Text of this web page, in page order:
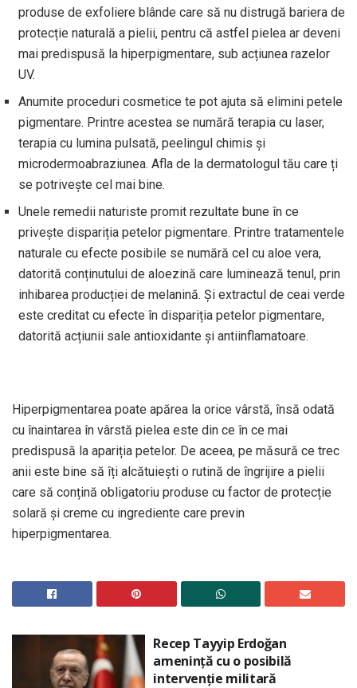
produse de exfoliere blânde care să nu distrugă bariera de
protecție naturală a pielii, pentru că astfel pielea ar deveni
mai predispusă la hiperpigmentare, sub acțiunea razelor
UV.
Anumite proceduri cosmetice te pot ajuta să elimini petele
pigmentare. Printre acestea se numără terapia cu laser,
terapia cu lumina pulsată, peelingul chimis și
microdermoabraziunea. Afla de la dermatologul tău care ți
se potrivește cel mai bine.
Unele remedii naturiste promit rezultate bune în ce
privește dispariția petelor pigmentare. Printre tratamentele
naturale cu efecte posibile se numără cel cu aloe vera,
datorită conținutului de aloezină care luminează tenul, prin
inhibarea producției de melanină. Și extractul de ceai verde
este creditat cu efecte în dispariția petelor pigmentare,
datorită acțiunii sale antioxidante și antiinflamatoare.
Hiperpigmentarea poate apărea la orice vârstă, însă odată
cu înaintarea în vârstă pielea este din ce în ce mai
predispusă la apariția petelor. De aceea, pe măsură ce trec
anii este bine să îți alcătuiești o rutină de îngrijire a pielii
care să conțină obligatoriu produse cu factor de protecție
solară și creme cu ingrediente care previn
hiperpigmentarea.
Recep Tayyip Erdoğan
amenință cu o posibilă
intervenție militară